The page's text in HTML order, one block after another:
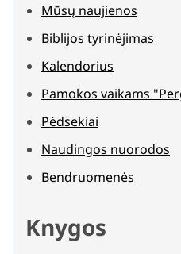
Mūsų naujienos
Biblijos tyrinėjimas
Kalendorius
Pamokos vaikams
Pėdsekiai
Naudingos nuorodos
Bendruomenės
Knygos